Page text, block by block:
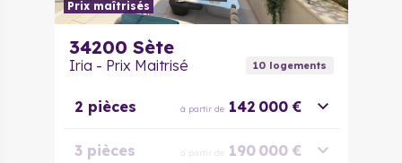
Prix maîtrisés
34200 Sète
Iria - Prix Maitrisé 10logements
2 pièces à partir de 142 000 €
3 pièces à partir de 190 000 €